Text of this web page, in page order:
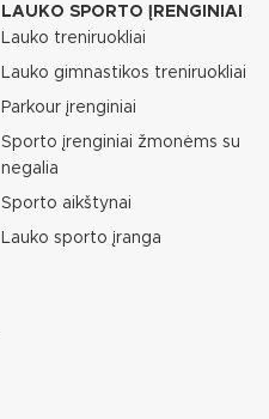
LAUKO SPORTO ĮRENGINIAI
Lauko treniruokliai
Lauko gimnastikos treniruokliai
Parkour įrenginiai
Sporto įrenginiai žmonėms su
negalia
Sporto aikštynai
Lauko sporto įranga